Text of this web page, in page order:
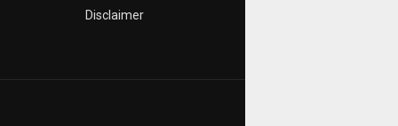
Disclaimer